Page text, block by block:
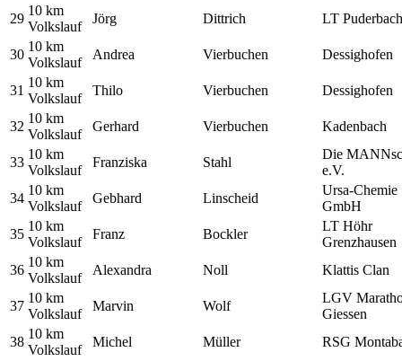
29
10 km
Volkslauf
Jörg Dittrich LT Puderbach
30
10 km
Volkslauf
Andrea Vierbuchen Dessighofen
31
10 km
Volkslauf
Thilo Vierbuchen Dessighofen
32
10 km
Volkslauf
Gerhard Vierbuchen Kadenbach
33
10 km
Volkslauf
Franziska Stahl
Die
e.V.
34
10 km
Volkslauf
Gebhard Linscheid
Ursa-Chemie
GmbH
35
10 km
Volkslauf
Franz Bockler
LT Höhr
Grenzhausen
36
10 km
Volkslauf
Alexandra Noll Klattis Clan
37
10 km
Volkslauf
Marvin Wolf
LGV
Giessen
38
10 km
Volkslauf
Michel Müller RSG